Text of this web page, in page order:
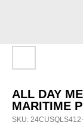
ALL DAY
MARITIME
SKU: